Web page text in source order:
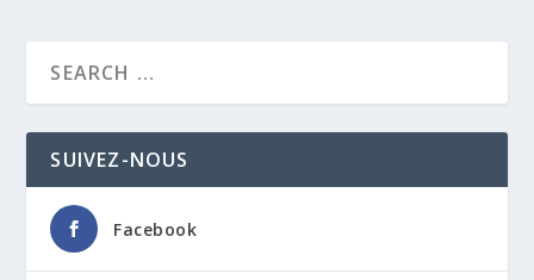
SUIVEZ-NOUS
Facebook